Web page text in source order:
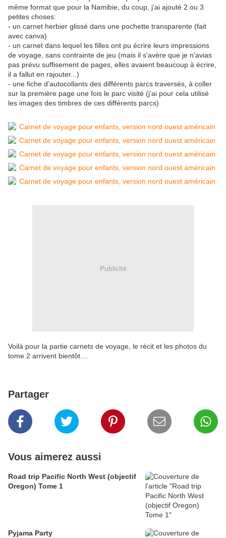
même format que pour la Namibie, du coup, j'ai ajouté 2 ou 3
petites choses:
- un carnet herbier glissé dans une pochette transparente (fait
avec canva)
- un carnet dans lequel les filles ont pu écrire leurs impressions
de voyage, sans contrainte de jeu (mais il s'avère que je n'avias
pas prévu suffisement de pages, elles avaient beaucoup à écrire,
il a fallut en rajouter...)
- une fiche d'autocollants des différents parcs traversés, à coller
sur la première page une fois le parc visité (j'ai pour cela utilisé
les images des timbres de ces différents parcs)
Publicité
Voilà pour la partie carnets de voyage, le récit et les photos du
tome 2 arrivent bientôt....
Partager
Vous aimerez aussi
Road trip Pacific North West (objectif
Oregon) Tome 1
Pyjama Party